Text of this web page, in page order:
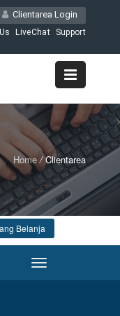
Clientarea Login
LiveChat Support
Home / Clientarea
Belanja
Toggle
navigation